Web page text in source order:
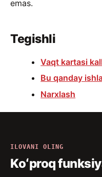
emas.
Tegishli
Vaqt kartasi
Bu qanday
Narxlash
ILOVANI OLING
Koʻproq